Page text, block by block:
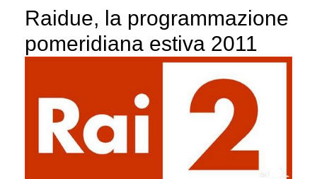
Raidue, la programmazione
pomeridiana estiva 2011